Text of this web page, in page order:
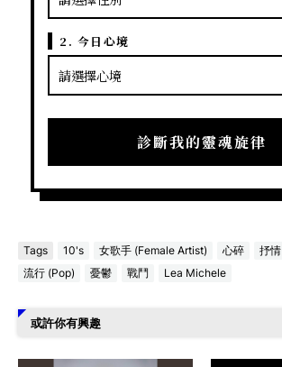
2. 今日心境
診斷我的靈魂旋律
Tags 10's 女歌手 (Female Artist) 心碎 抒情
流行 (Pop)
憂鬱 戰鬥 Lea Michele
或許你有興趣